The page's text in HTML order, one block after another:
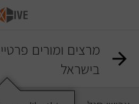
מרצים ומורים
בישראל